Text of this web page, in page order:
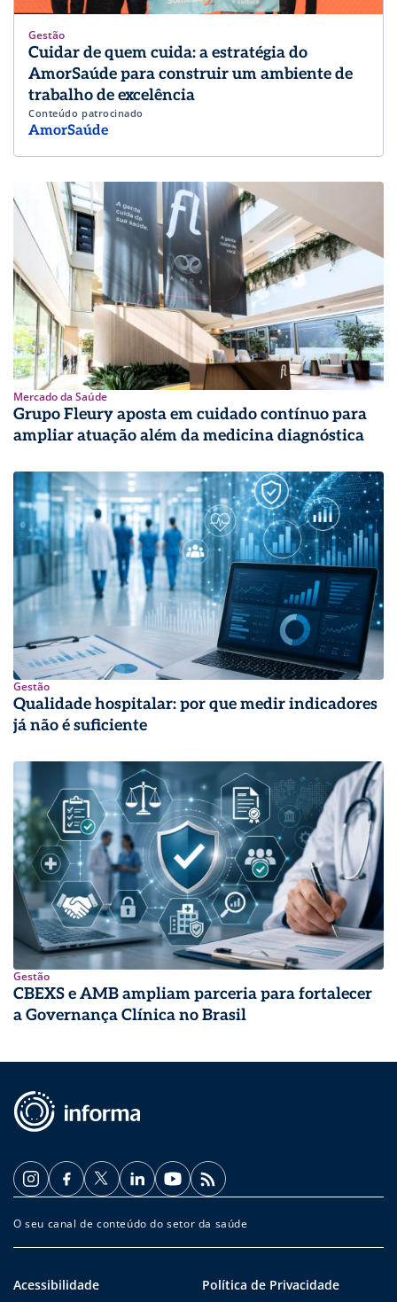
Gestão
Cuidar de quem cuida: a estratégia do
AmorSaúde para construir um ambiente de
trabalho de excelência
Conteúdo patrocinado
AmorSaúde
Mercado da Saúde
Grupo Fleury aposta em cuidado contínuo para
ampliar atuação além da medicina diagnóstica
Gestão
Qualidade hospitalar: por que medir indicadores
já não é suficiente
Gestão
CBEXS e AMB ampliam parceria para fortalecer
a Governança Clínica no Brasil
O seu canal de conteúdo do setor da saúde
Acessibilidade Política de Privacidade